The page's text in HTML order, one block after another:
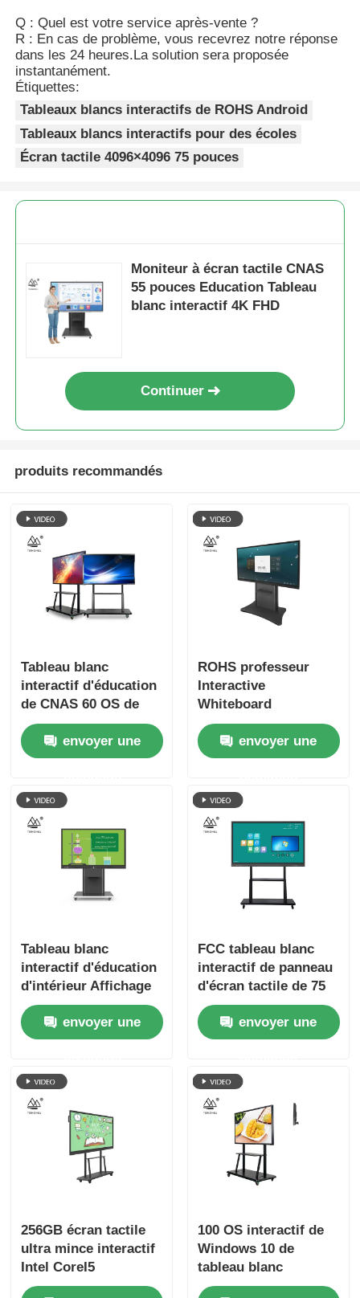
Q : Quel est votre service après-vente ?
R : En cas de problème, vous recevrez notre réponse
dans les 24 heures.La solution sera proposée
instantanément.
Étiquettes:
Tableaux blancs interactifs de ROHS Android
Tableaux blancs interactifs pour des écoles
Écran tactile 4096×4096 75 pouces
Moniteur à écran tactile CNAS
55 pouces Education Tableau
blanc interactif 4K FHD
Continuer
produits recommandés
Tableau blanc
interactif d'éducation
de CNAS 60 OS de
Windows 10 de
moniteur d'écran
tactile de pouce
envoyer une
ROHS professeur
Interactive
Whiteboard
d'affichage d'écran
tactile de 65 pouces
envoyer une
Tableau blanc
interactif d'éducation
d'intérieur Affichage
interactif de 70
poucesenvoyer une
FCC tableau blanc
interactif de panneau
d'écran tactile de 75
pouces pour des
étudiantsenvoyer une
256GB écran tactile
ultra mince interactif
Intel CoreI5
d'affichage de 86
100 OS interactif de
Windows 10 de
tableau blanc
d'éducation de